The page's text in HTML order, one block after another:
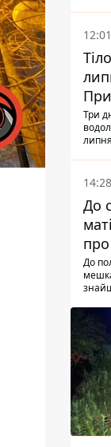
Три
До
До
наніс